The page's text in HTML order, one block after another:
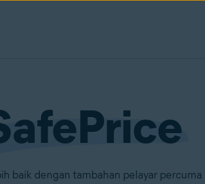
baik dengan tambahan pelayar percuma